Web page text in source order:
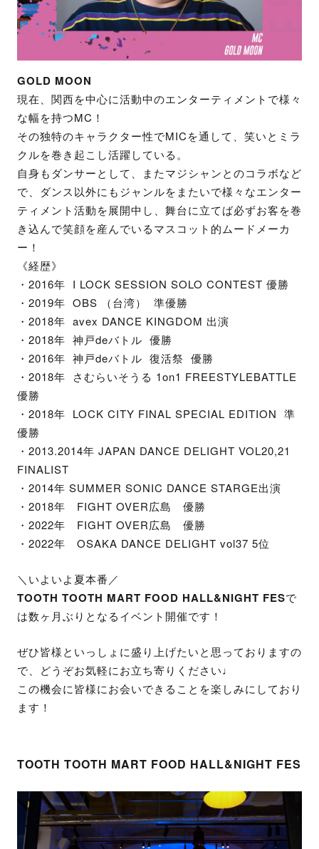
GOLD MOON
現在、関西を中心に活動中のエンターティメントで様々
な幅を持つMC！
その独特のキャラクター性でMICを通して、笑いとミラ
クルを巻き起こし活躍している。
自身もダンサーとして、またマジシャンとのコラボなど
で、ダンス以外にもジャンルをまたいで様々なエンター
ティメント活動を展開中し、舞台に立てば必ずお客を巻
き込んで笑顔を産んでいるマスコット的ムードメーカ
ー！
《経歴》
・2016年 I LOCK SESSION SOLO CONTEST 優勝
・2019年 OBS （台湾） 準優勝
・2018年 avex DANCE KINGDOM 出演
・2018年 神戸deバトル 優勝
・2016年 神戸deバトル 復活祭 優勝
・2018年 さむらいそうる 1on1 FREESTYLEBATTLE
優勝
・2018年 LOCK CITY FINAL SPECIAL EDITION 準
優勝
・2013.2014年 JAPAN DANCE DELIGHT VOL20,21
FINALIST
・2014年 SUMMER SONIC DANCE STARGE出演
・2018年 FIGHT OVER広島 優勝
・2022年 FIGHT OVER広島 優勝
・2022年 OSAKA DANCE DELIGHT vol37 5位
＼いよいよ夏本番／
TOOTH TOOTH MART FOOD HALL&NIGHT FESで
は数ヶ月ぶりとなるイベント開催です！
ぜひ皆様といっしょに盛り上げたいと思っておりますの
で、どうぞお気軽にお立ち寄りください♩
この機会に皆様にお会いできることを楽しみにしており
ます！
TOOTH TOOTH MART FOOD HALL&NIGHT FES